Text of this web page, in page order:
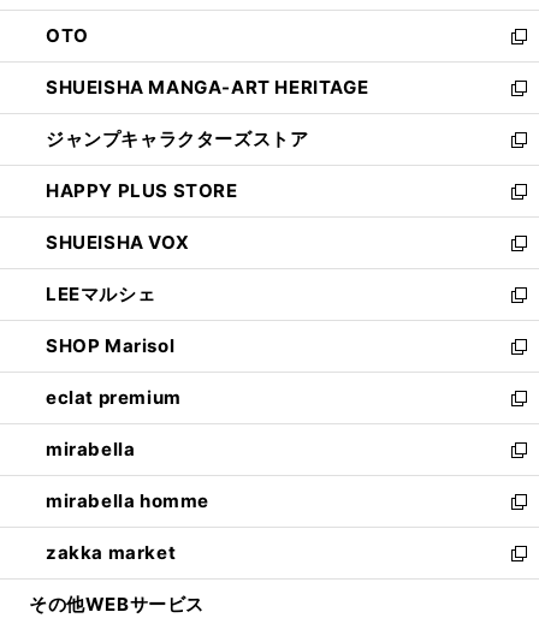
ウ
で
開
く
ン
ド
ウ
で
開
く
OTO
新
し
い
ウ
ィ
ン
ド
ウ
で
開
く
SHUEISHA MANGA-ART HERITAGE
新
し
い
ウ
ィ
ン
ド
ウ
で
開
く
ジャンプキャラクターズストア
新
し
い
ウ
ィ
ン
ド
ウ
で
開
く
HAPPY PLUS STORE
新
し
い
ウ
ィ
ン
ド
ウ
で
開
く
SHUEISHA VOX
新
し
い
ウ
ィ
ン
ド
ウ
で
開
く
LEEマルシェ
新
し
い
ウ
ィ
ン
ド
ウ
で
開
く
SHOP Marisol
新
し
い
ウ
ィ
ン
ド
ウ
で
開
eclat premium
新
し
い
ウ
ィ
ン
ド
ウ
mirabella
新
し
い
ウ
ィ
ン
mirabella homme
新
し
い
ウ
zakka market
新
し
その他WEBサービス